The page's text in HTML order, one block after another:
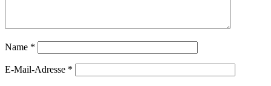
Name *
E-Mail-Adresse *